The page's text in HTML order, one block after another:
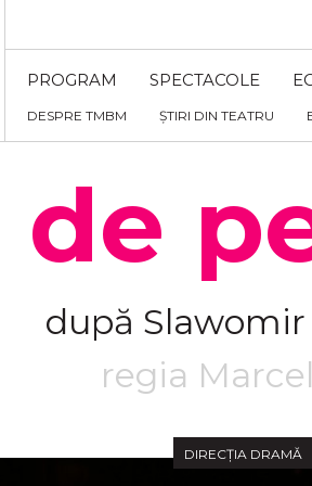
PROGRAM SPECTACOLE
DESPRE TMBM ȘTIRI DIN TEATRU
de
după
regia
DIRECȚIA DRAMĂ